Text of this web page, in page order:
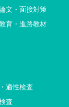
文・面接対策
育・進路教材
適性検査
査